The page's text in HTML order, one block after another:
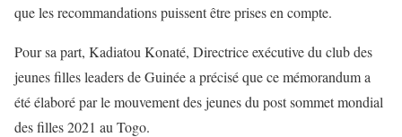
que les recommandations puissent être prises en compte.
Pour sa part, Kadiatou Konaté, Directrice exécutive du club des
jeunes filles leaders de Guinée a précisé que ce mémorandum a
été élaboré par le mouvement des jeunes du post sommet mondial
des filles 2021 au Togo.